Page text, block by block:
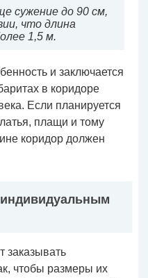
сужение до 90 см,
что длина
1,5 м.
и заключается
в коридоре
Если планируется
плащи и тому
коридор должен
заказывать
чтобы размеры их